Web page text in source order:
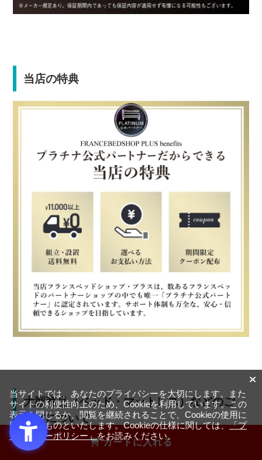
カートに入れる
当店の特典
大型商品（ベッド・マットレス）などのご
注文について
大型商品のため、お届け方法や日程調整に関する注意事項
当サイトでは、あなたのプライバシーを大切にします。また
サイトの利便性向上のため、Cookieを利用しています。この
表示を閉じるか、閲覧を継続されることで、Cookieの使用に
同意するものといたします。Cookieの仕様に関しては、「プ
ライバシーポリシー」をお読みください。